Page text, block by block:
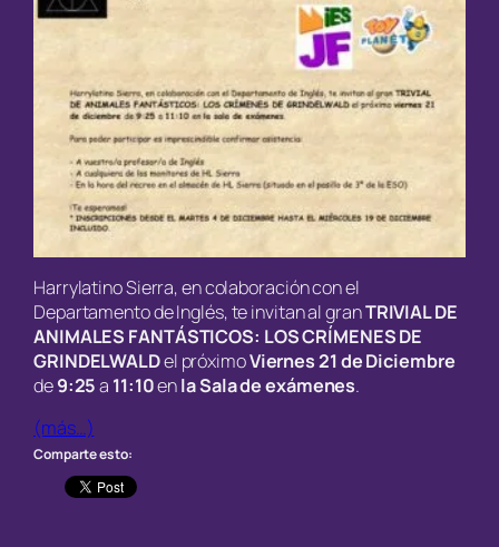
Harrylatino Sierra, en colaboración con el
Departamento de Inglés, te invitan al granTRIVIAL DE
ANIMALES FANTÁSTICOS: LOS CRÍMENES DE
GRINDELWALDel próximoViernes 21 de Diciembre
de9:25a 11:10enla Sala de exámenes.
(más…)
Comparte esto: